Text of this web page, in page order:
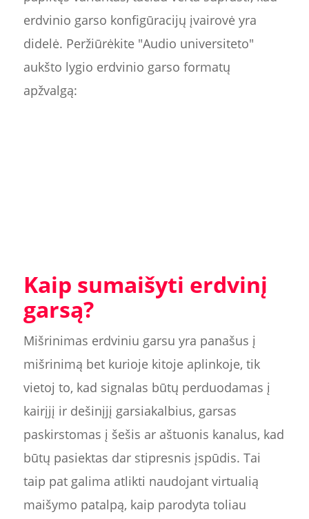
erdvinio garso konfigūracijų įvairovė yra
didelė. Peržiūrėkite "Audio universiteto"
aukšto lygio erdvinio garso formatų
apžvalgą:
Kaip sumaišyti erdvinį
garsą?
Mišrinimas erdviniu garsu yra panašus į
mišrinimą bet kurioje kitoje aplinkoje, tik
vietoj to, kad signalas būtų perduodamas į
kairįjį ir dešinįjį garsiakalbius, garsas
paskirstomas į šešis ar aštuonis kanalus, kad
būtų pasiektas dar stipresnis įspūdis. Tai
taip pat galima atlikti naudojant virtualią
maišymo patalpą, kaip parodyta toliau